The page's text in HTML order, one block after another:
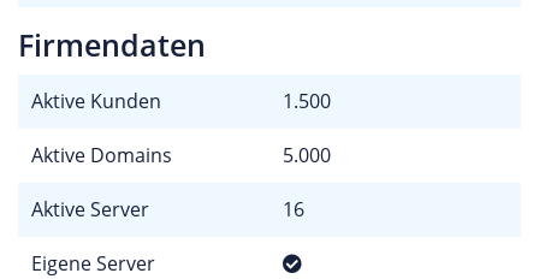
Firmendaten
Aktive Kunden 1.500
Aktive Domains 5.000
Aktive Server 16
Eigene Server